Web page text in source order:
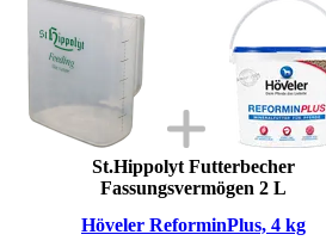
St.Hippolyt Futterbecher
Fassungsvermögen 2 L
Höveler ReforminPlus, 4 kg